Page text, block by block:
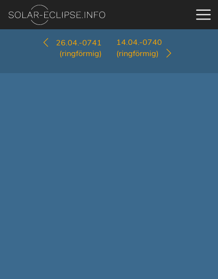
26.04.-0741
(ringförmig)
14.04.-0740
(ringförmig)